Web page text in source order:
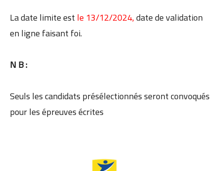
La date limite estle 13/12/2024,date de validation
en ligne faisant foi.
N B :
Seuls les candidats présélectionnés seront convoqués
pour les épreuves écrites